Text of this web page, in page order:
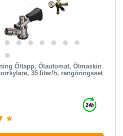
Öltapp, Ölautomat, Ölmaskin
35 liter/h, rengöringsset
*